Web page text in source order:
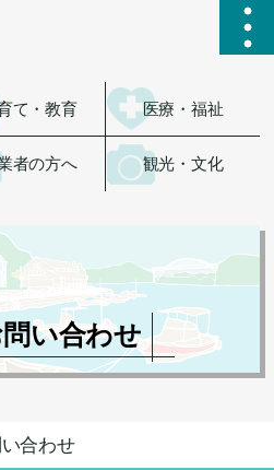
ハ
て・教育 医療・福祉
者の方へ 観光・文化
い合わせ
合わせ